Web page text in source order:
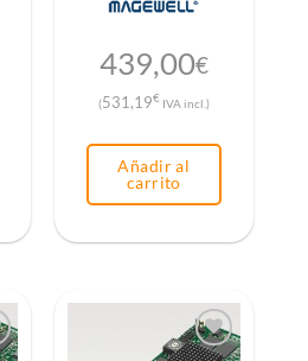
439,00€
(531,19€IVA incl.)
Añadir al
carrito